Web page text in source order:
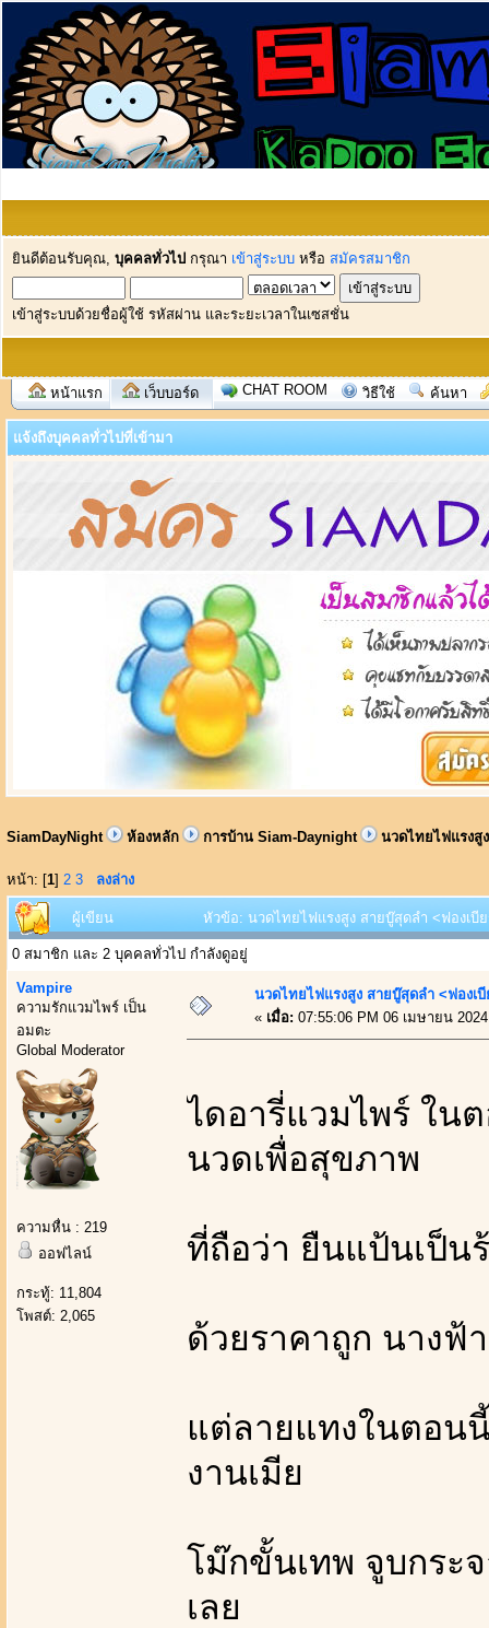
ยินดีต้อนรับคุณ, บุคคลทั่วไป กรุณา เข้าสู่ระบบ หรือ สมัครสมาชิก
เข้าสู่ระบบด้วยชื่อผู้ใช้ รหัสผ่าน และระยะเวลาในเซสชั่น
หน้าแรก เว็บบอร์ด CHAT ROOM วิธีใช้ ค้นหา
แจ้งถึงบุคคลทั่วไปที่เข้ามา
SiamDayNight ห้องหลัก การบ้าน Siam-Daynight นวดไทยไฟแรงสู
หน้า: [1] 2 3 ลงล่าง
ผู้เขียน หัวข้อ: นวดไทยไฟแรงสูง สายบู๊สุดลำ <ฟองเบี
0 สมาชิก และ 2 บุคคลทั่วไป กำลังดูอยู่
Vampire
ความรักแวมไพร์ เป็น
อมตะ
Global Moderator
ความหื่น : 219
ออฟไลน์
กระทู้: 11,804
โพสต์: 2,065
นวดไทยไฟแรงสูง สายบู๊สุดลำ <ฟองเ
« เมื่อ: 07:55:06 PM 06 เมษายน
ไดอารี่แวมไพร์ ใน
นวดเพื่อสุขภาพ
ที่ถือว่า ยืนแป้นเป็น
ด้วยราคาถูก นางฟ้
แต่ลายแทงในตอน
งานเมีย
โม๊กขั้นเทพ จูบกระ
เลย